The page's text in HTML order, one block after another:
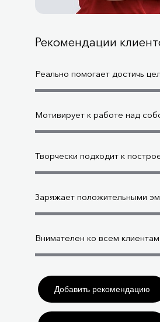
Рекомендации
Реально помогает достичь
Мотивирует к работе над
Творчески подходит к
Заряжает положительными
Внимателен ко всем
Добавить рекомендацию